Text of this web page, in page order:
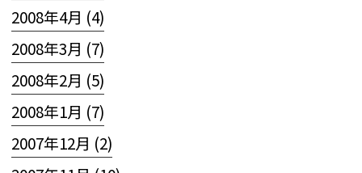
2008年4月 (4)
2008年3月 (7)
2008年2月 (5)
2008年1月 (7)
2007年12月 (2)